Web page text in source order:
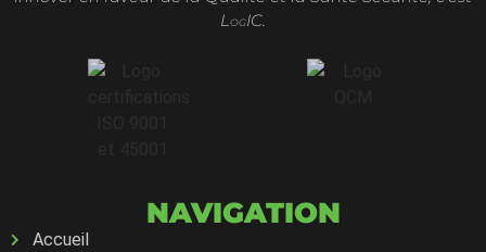
L OGIC.
NAVIGATION
Accueil